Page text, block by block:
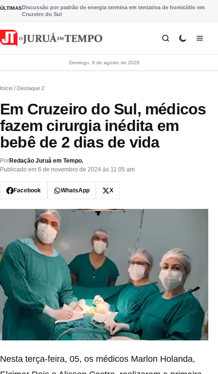
Pular para o conteúdo
ÚLTIMASDiscussão por padrão de energia termina em tentativa de homicídio em
Cruzeiro do Sul
Domingo, 9 de agosto de 2026
Início / Destaque 2
Em Cruzeiro do Sul, médicos
fazem cirurgia inédita em
bebê de 2 dias de vida
PorRedação Juruá em Tempo.
Publicado em 6 de novembro de 2024 às 11:05 am
Facebook WhatsApp X
Nesta terça-feira, 05, os médicos Marlon Holanda,